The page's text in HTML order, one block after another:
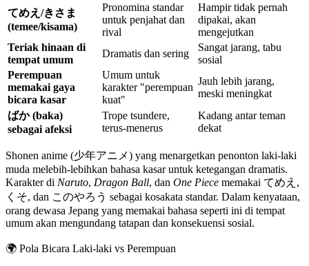
てめえ/きさま
(temee/kisama)
Pronomina standar
untuk penjahat dan
rival
Hampir tidak pernah
dipakai, akan
mengejutkan
Teriak hinaan di
tempat umum
Dramatis dan sering
Sangat jarang, tabu
sosial
Perempuan
memakai gaya
bicara kasar
Umum untuk
karakter "perempuan
kuat"
Jauh lebih jarang,
meski meningkat
ばか (baka)
sebagai afeksi
Trope tsundere,
terus-menerus
Kadang antar teman
dekat
Shonen anime (少年アニメ) yang menargetkan penonton laki-laki
muda melebih-lebihkan bahasa kasar untuk ketegangan dramatis.
Karakter di Naruto, Dragon Ball, dan One Piece memakai てめえ,
くそ, dan このやろう sebagai kosakata standar. Dalam kenyataan,
orang dewasa Jepang yang memakai bahasa seperti ini di tempat
umum akan mengundang tatapan dan konsekuensi sosial.
🌍 Pola Bicara Laki-laki vs Perempuan